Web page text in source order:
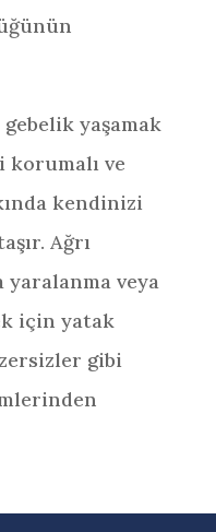
yaşamak
ve
kendinizi
Ağrı
yaralanma veya
için yatak
gibi